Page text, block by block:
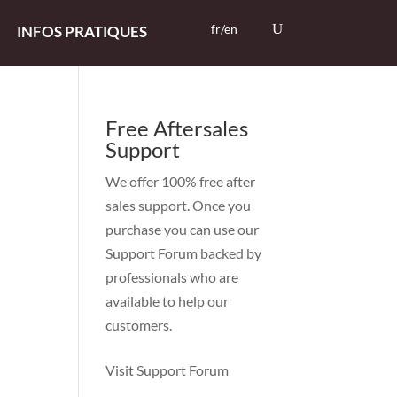
INFOS PRATIQUES fr/en
Free Aftersales
Support
We offer 100% free after
sales support. Once you
purchase you can use our
Support Forum backed by
professionals who are
available to help our
customers.
Visit Support Forum